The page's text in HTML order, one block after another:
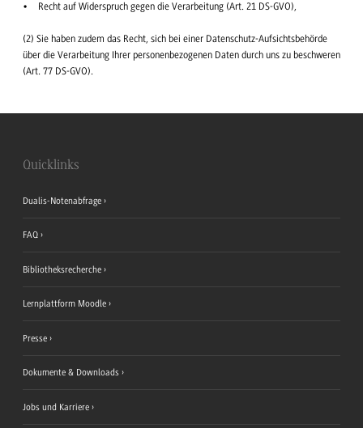
Recht auf Widerspruch gegen die Verarbeitung (Art. 21 DS-GVO),
(2) Sie haben zudem das Recht, sich bei einer Datenschutz-Aufsichtsbehörde
über die Verarbeitung Ihrer personenbezogenen Daten durch uns zu beschweren
(Art. 77 DS-GVO).
Quicklinks
Dualis-Notenabfrage
FAQ
Bibliotheksrecherche
Lernplattform Moodle
Presse
Dokumente & Downloads
Jobs und Karriere